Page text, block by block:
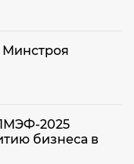
Минстроя
2025
бизнеса в